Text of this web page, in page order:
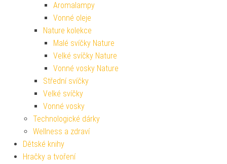
Aromalampy
Vonné oleje
Nature kolekce
Malé svíčky Nature
Velké svíčky Nature
Vonné vosky Nature
Střední svíčky
Velké svíčky
Vonné vosky
Technologické dárky
Wellness a zdraví
Dětské knihy
Hračky a tvoření